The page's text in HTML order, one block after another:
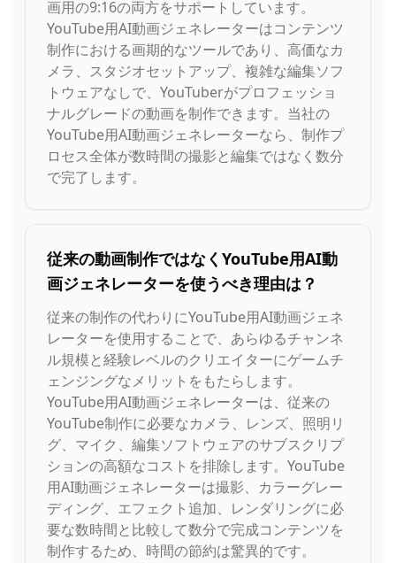
画用の9:16の両方をサポートしています。
YouTube用AI動画ジェネレーターはコンテンツ
制作における画期的なツールであり、高価なカ
メラ、スタジオセットアップ、複雑な編集ソフ
トウェアなしで、YouTuberがプロフェッショ
ナルグレードの動画を制作できます。当社の
YouTube用AI動画ジェネレーターなら、制作プ
ロセス全体が数時間の撮影と編集ではなく数分
で完了します。
従来の動画制作ではなくYouTube用AI動
画ジェネレーターを使うべき理由は？
従来の制作の代わりにYouTube用AI動画ジェネ
レーターを使用することで、あらゆるチャンネ
ル規模と経験レベルのクリエイターにゲームチ
ェンジングなメリットをもたらします。
YouTube用AI動画ジェネレーターは、従来の
YouTube制作に必要なカメラ、レンズ、照明リ
グ、マイク、編集ソフトウェアのサブスクリプ
ションの高額なコストを排除します。YouTube
用AI動画ジェネレーターは撮影、カラーグレー
ディング、エフェクト追加、レンダリングに必
要な数時間と比較して数分で完成コンテンツを
制作するため、時間の節約は驚異的です。